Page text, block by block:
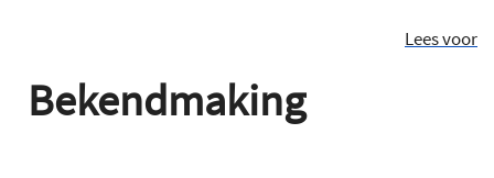
Lees voor
Bekendmaking